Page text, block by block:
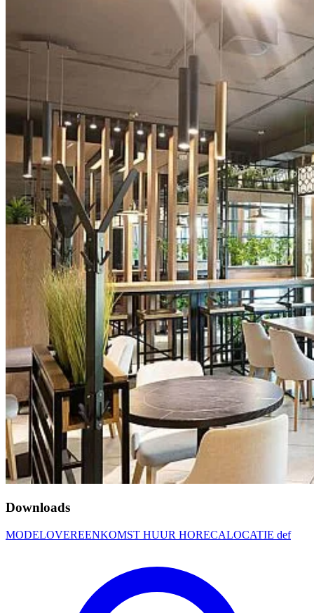
Downloads
MODELOVEREENKOMST HUUR HORECALOCATIE def